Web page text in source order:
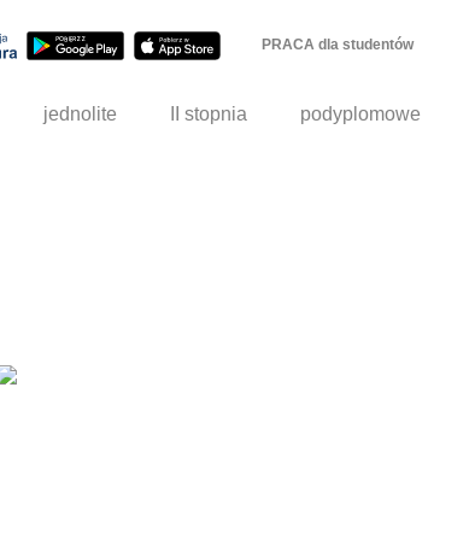
PRACA dla studentów
jednolite II stopnia podyplomowe